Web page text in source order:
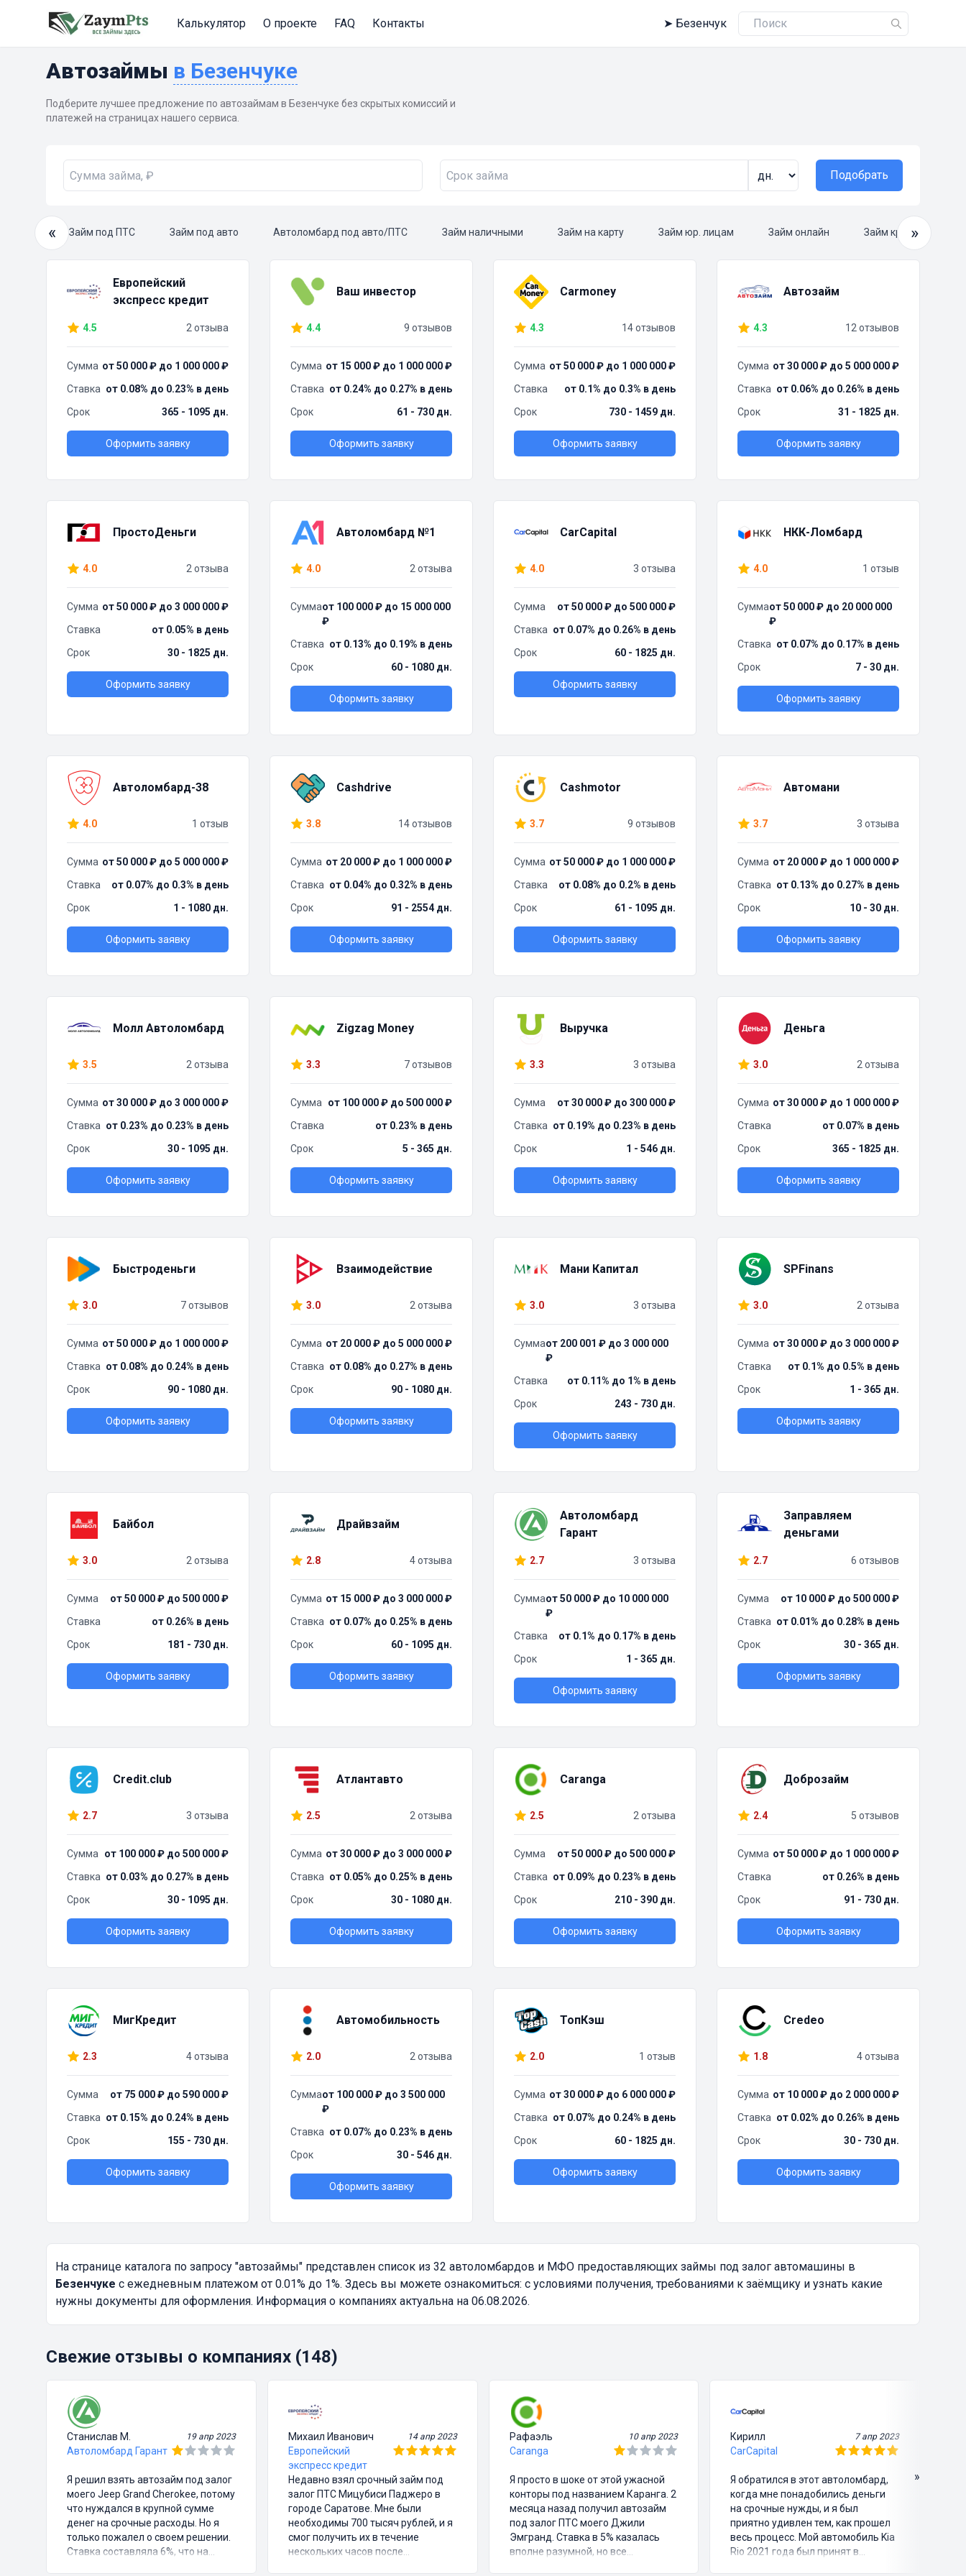
Калькулятор О проекте FAQ Контакты ➤ Безенчук
Автозаймы в Безенчуке
Подберите лучшее предложение по автозаймам в Безенчуке без скрытых комиссий и
платежей на страницах нашего сервиса.
Подобрать
« Займ под ПТС Займ под авто Автоломбард под авто/ПТС Займ наличными Займ на карту Займ юр. лицам Займ онлайн Займ круглосуточно
»
Европейский
экспресс кредит
4.5 2 отзыва
Сумма от 50 000 ₽ до 1 000 000 ₽
Ставка от 0.08% до 0.23% в день
Срок
365 - 1095 дн.
Оформить заявку
Ваш инвестор
4.4 9 отзывов
Сумма от 15 000 ₽ до 1 000 000 ₽
Ставка от 0.24% до 0.27% в день
Срок
61 - 730 дн.
Оформить заявку
Carmoney
4.3 14 отзывов
Сумма от 50 000 ₽ до 1 000 000 ₽
Ставка
от 0.1% до 0.3% в день
Срок
730 - 1459 дн.
Оформить заявку
Автозайм
4.3 12 отзывов
Сумма от 30 000 ₽ до 5 000 000 ₽
Ставка от 0.06% до 0.26% в день
Срок
31 - 1825 дн.
Оформить заявку
ПростоДеньги
4.0 2 отзыва
Сумма от 50 000 ₽ до 3 000 000 ₽
Ставка
от 0.05% в день
Срок
30 - 1825 дн.
Оформить заявку
Автоломбард №1
4.0 2 отзыва
Суммаот 100 000 ₽ до 15 000 000
₽
Ставка от 0.13% до 0.19% в день
Срок
60 - 1080 дн.
Оформить заявку
CarCapital
4.0 3 отзыва
Сумма
от 50 000 ₽ до 500 000 ₽
Ставка от 0.07% до 0.26% в день
Срок
60 - 1825 дн.
Оформить заявку
НКК-Ломбард
4.0 1 отзыв
Суммаот 50 000 ₽ до 20 000 000
₽
Ставка от 0.07% до 0.17% в день
Срок
7 - 30 дн.
Оформить заявку
Автоломбард-38
4.0 1 отзыв
Сумма от 50 000 ₽ до 5 000 000 ₽
Ставка
от 0.07% до 0.3% в день
Срок
1 - 1080 дн.
Оформить заявку
Cashdrive
3.8 14 отзывов
Сумма от 20 000 ₽ до 1 000 000 ₽
Ставка от 0.04% до 0.32% в день
Срок
91 - 2554 дн.
Оформить заявку
Cashmotor
3.7 9 отзывов
Сумма от 50 000 ₽ до 1 000 000 ₽
Ставка
от 0.08% до 0.2% в день
Срок
61 - 1095 дн.
Оформить заявку
Автомани
3.7 3 отзыва
Сумма от 20 000 ₽ до 1 000 000 ₽
Ставка от 0.13% до 0.27% в день
Срок
10 - 30 дн.
Оформить заявку
Молл Автоломбард
3.5 2 отзыва
Сумма от 30 000 ₽ до 3 000 000 ₽
Ставка от 0.23% до 0.23% в день
Срок
30 - 1095 дн.
Оформить заявку
Zigzag Money
3.3 7 отзывов
Сумма
от 100 000 ₽ до 500 000 ₽
Ставка
от 0.23% в день
Срок
5 - 365 дн.
Оформить заявку
Выручка
3.3 3 отзыва
Сумма
от 30 000 ₽ до 300 000 ₽
Ставка от 0.19% до 0.23% в день
Срок
1 - 546 дн.
Оформить заявку
Деньга
3.0 2 отзыва
Сумма от 30 000 ₽ до 1 000 000 ₽
Ставка
от 0.07% в день
Срок
365 - 1825 дн.
Оформить заявку
Быстроденьги
3.0 7 отзывов
Сумма от 50 000 ₽ до 1 000 000 ₽
Ставка от 0.08% до 0.24% в день
Срок
90 - 1080 дн.
Оформить заявку
Взаимодействие
3.0 2 отзыва
Сумма от 20 000 ₽ до 5 000 000 ₽
Ставка от 0.08% до 0.27% в день
Срок
90 - 1080 дн.
Оформить заявку
Мани Капитал
3.0 3 отзыва
Суммаот 200 001 ₽ до 3 000 000
₽
Ставка
от 0.11% до 1% в день
Срок
243 - 730 дн.
Оформить заявку
SPFinans
3.0 2 отзыва
Сумма от 30 000 ₽ до 3 000 000 ₽
Ставка
от 0.1% до 0.5% в день
Срок
1 - 365 дн.
Оформить заявку
Байбол
3.0 2 отзыва
Сумма
от 50 000 ₽ до 500 000 ₽
Ставка
от 0.26% в день
Срок
181 - 730 дн.
Оформить заявку
Драйвзайм
2.8 4 отзыва
Сумма от 15 000 ₽ до 3 000 000 ₽
Ставка от 0.07% до 0.25% в день
Срок
60 - 1095 дн.
Оформить заявку
Автоломбард
Гарант
2.7 3 отзыва
Суммаот 50 000 ₽ до 10 000 000
₽
Ставка
от 0.1% до 0.17% в день
Срок
1 - 365 дн.
Оформить заявку
Заправляем
деньгами
2.7 6 отзывов
Сумма
от 10 000 ₽ до 500 000 ₽
Ставка от 0.01% до 0.28% в день
Срок
30 - 365 дн.
Оформить заявку
Credit.club
2.7 3 отзыва
Сумма
от 100 000 ₽ до 500 000 ₽
Ставка от 0.03% до 0.27% в день
Срок
30 - 1095 дн.
Оформить заявку
Атлантавто
2.5 2 отзыва
Сумма от 30 000 ₽ до 3 000 000 ₽
Ставка от 0.05% до 0.25% в день
Срок
30 - 1080 дн.
Оформить заявку
Caranga
2.5 2 отзыва
Сумма
от 50 000 ₽ до 500 000 ₽
Ставка от 0.09% до 0.23% в день
Срок
210 - 390 дн.
Оформить заявку
Доброзайм
2.4 5 отзывов
Сумма от 50 000 ₽ до 1 000 000 ₽
Ставка
от 0.26% в день
Срок
91 - 730 дн.
Оформить заявку
МигКредит
2.3 4 отзыва
Сумма
от 75 000 ₽ до 590 000 ₽
Ставка от 0.15% до 0.24% в день
Срок
155 - 730 дн.
Оформить заявку
Автомобильность
2.0 2 отзыва
Суммаот 100 000 ₽ до 3 500 000
₽
Ставка от 0.07% до 0.23% в день
Срок
30 - 546 дн.
Оформить заявку
ТопКэш
2.0 1 отзыв
Сумма от 30 000 ₽ до 6 000 000 ₽
Ставка от 0.07% до 0.24% в день
Срок
60 - 1825 дн.
Оформить заявку
Credeo
1.8 4 отзыва
Сумма от 10 000 ₽ до 2 000 000 ₽
Ставка от 0.02% до 0.26% в день
Срок
30 - 730 дн.
Оформить заявку
На странице каталога по запросу "автозаймы" представлен список из 32 автоломбардов и МФО предоставляющих займы под залог автомашины в
Безенчуке с ежедневным платежом от 0.01% до 1%. Здесь вы можете ознакомиться: с условиями получения, требованиями к заёмщику и узнать какие
нужны документы для оформления. Информация о компаниях актуальна на 06.08.2026.
Свежие отзывы о компаниях (148)
Станислав М. 19 апр 2023
Автоломбард Гарант
Я решил взять автозайм под залог
моего Jeep Grand Cherokee, потому
что нуждался в крупной сумме
денег на срочные расходы. Но я
только пожалел о своем решении.
Ставка составляла 6%, что на
Михаил Иванович 14 апр 2023
Европейский
экспресс кредит
Недавно взял срочный займ под
залог ПТС Мицубиси Паджеро в
городе Саратове. Мне были
необходимы 700 тысяч рублей, и я
смог получить их в течение
нескольких часов после
Рафаэль 10 апр 2023
Caranga
Я просто в шоке от этой ужасной
конторы под названием Каранга. 2
месяца назад получил автозайм
под залог ПТС моего Джили
Эмгранд. Ставка в 5% казалась
вполне разумной, но все
Кирилл 7 апр 2023
CarCapital
Я обратился в этот автоломбард,
когда мне понадобились деньги
на срочные нужды, и я был
приятно удивлен тем, как прошел
весь процесс. Мой автомобиль Kia
Rio 2021 года был принят в
»